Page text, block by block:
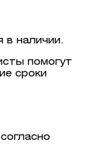
в наличии.
помогут
сроки